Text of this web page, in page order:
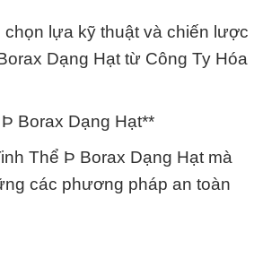
lựa kỹ thuật và chiến lược
Dạng Hạt từ Công Ty Hóa
Borax Dạng Hạt**
Thể Þ Borax Dạng Hạt mà
các phương pháp an toàn